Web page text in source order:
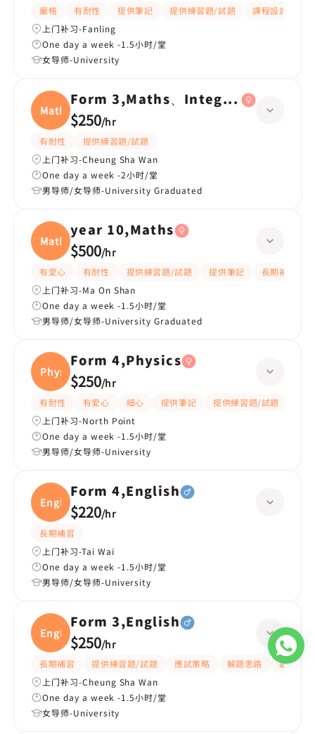
嚴格 有耐性 提供筆記 提供練習題/試題 課程設計
上门补习-Fanling
One day a week -1.5小时/堂
女导师-University
Maths
Form 3,Maths、Integrated
$250/hr
有耐性
提供練習題/試題
上门补习-Cheung Sha Wan
One day a week -2小时/堂
男导师/女导师-University Graduated
Maths
year 10,Maths
$500/hr
有愛心 有耐性 提供練習題/試題 提供筆記
長期補習
上门补习-Ma On Shan
One day a week -1.5小时/堂
男导师/女导师-University Graduated
Physi
Form 4,Physics
$250/hr
有耐性 有愛心 細心 提供筆記 提供練習題/試題
上门补习-North Point
One day a week -1.5小时/堂
男导师/女导师-University
Engli
Form 4,English
$220/hr
長期補習
上门补习-Tai Wai
One day a week -1.5小时/堂
男导师/女导师-University
Engli
Form 3,English
$250/hr
長期補習 提供練習題/試題 應試策略 解題思路
題目講解
上门补习-Cheung Sha Wan
One day a week -1.5小时/堂
女导师-University